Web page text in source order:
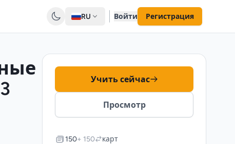
RU Войти Регистрация
Учить сейчас
Просмотр
150+ 150 карт